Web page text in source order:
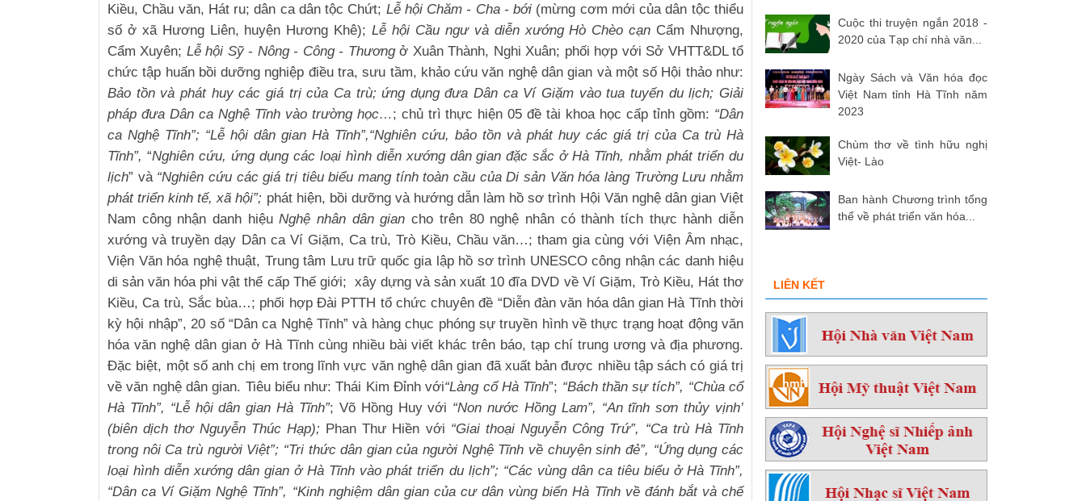
Kiều, Chầu văn, Hát ru; dân ca dân tộc Chứt; Lễ hội Chăm - Cha - bới (mừng cơm mới của dân tộc thiểu
số ở xã Hương Liên, huyện Hương Khê);Lễ hội Cầu ngư và diễn xướng Hò Chèo cạn Cẩm Nhượng,
Cẩm Xuyên; Lễ hội Sỹ - Nông - Công - Thươngở Xuân Thành, Nghi Xuân; phối hợp với Sở VHTT&DL tổ
chức tập huấn bồi dưỡng nghiệp điều tra, sưu tầm, khảo cứu văn nghệ dân gian và một số Hội thảo như:
Bảo tồn và phát huy các giá trị của Ca trù; ứng dụng đưa Dân ca Ví Giặm vào tua tuyến du lịch; Giải
pháp đưa Dân ca Nghệ Tĩnh vào trường học…; chủ trì thực hiện 05 đề tài khoa học cấp tỉnh gồm: “Dân
ca Nghệ Tĩnh”; “Lễ hội dân gian Hà Tĩnh”,“Nghiên cứu, bảo tồn và phát huy các giá trị của Ca trù Hà
Tĩnh”, “Nghiên cứu, ứng dụng các loại hình diễn xướng dân gian đặc sắc ở Hà Tĩnh, nhằm phát triển du
lịch” và “Nghiên cứu các giá trị tiêu biểu mang tính toàn cầu của Di sản Văn hóa làng Trường Lưu nhằm
phát triển kinh tế, xã hội”; phát hiện, bồi dưỡng và hướng dẫn làm hồ sơ trình Hội Văn nghệ dân gian Việt
Nam công nhận danh hiệuNghệ nhân dân gian cho trên 80 nghệ nhân có thành tích thực hành diễn
xướng và truyền dạy Dân ca Ví Giặm, Ca trù, Trò Kiều, Chầu văn…; tham gia cùng với Viện Âm nhạc,
Viện Văn hóa nghệ thuật, Trung tâm Lưu trữ quốc gia lập hồ sơ trình UNESCO công nhận các danh hiệu
di sản văn hóa phi vật thể cấp Thế giới; xây dựng và sản xuất 10 đĩa DVD về Ví Giặm, Trò Kiều, Hát thơ
Kiều, Ca trù, Sắc bùa…; phối hợp Đài PTTH tổ chức chuyên đề “Diễn đàn văn hóa dân gian Hà Tĩnh thời
kỳ hội nhập”, 20 số “Dân ca Nghệ Tĩnh” và hàng chục phóng sự truyền hình về thực trạng hoạt động văn
hóa văn nghệ dân gian ở Hà Tĩnh cùng nhiều bài viết khác trên báo, tạp chí trung ương và địa phương.
Đặc biệt, một số anh chị em trong lĩnh vực văn nghệ dân gian đã xuất bản được nhiều tập sách có giá trị
về văn nghệ dân gian. Tiêu biểu như: Thái Kim Đỉnh với“Làng cổ Hà Tĩnh”; “Bách thần sự tích”, “Chùa cổ
Hà Tĩnh”, “Lễ hội dân gian Hà Tĩnh”; Võ Hồng Huy với “Non nước Hồng Lam”, “An tĩnh sơn thủy vịnh’
(biên dịch thơ Nguyễn Thúc Hạp); Phan Thư Hiền với “Giai thoại Nguyễn Công Trứ”, “Ca trù Hà Tĩnh
trong nôi Ca trù người Việt”; “Tri thức dân gian của người Nghệ Tĩnh về chuyện sinh đẻ”, “Ứng dụng các
loại hình diễn xướng dân gian ở Hà Tĩnh vào phát triển du lịch”; “Các vùng dân ca tiêu biểu ở Hà Tĩnh”,
“Dân ca Ví Giặm Nghệ Tĩnh”, “Kinh nghiệm dân gian của cư dân vùng biển Hà Tĩnh về đánh bắt và chế
Cuộc thi truyện ngắn 2018 -
2020 của Tạp chí nhà văn...
Ngày Sách và Văn hóa đọc
Việt Nam tỉnh Hà Tĩnh năm
2023
Chùm thơ về tình hữu nghị
Việt- Lào
Ban hành Chương trình tổng
thể về phát triển văn hóa...
LIÊN KẾT